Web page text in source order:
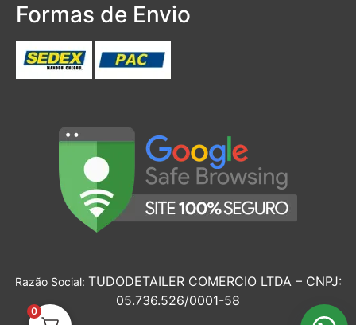
Formas de Envio
Razão Social: TUDODETAILER COMERCIO LTDA – CNPJ:
05.736.526/0001-58
0